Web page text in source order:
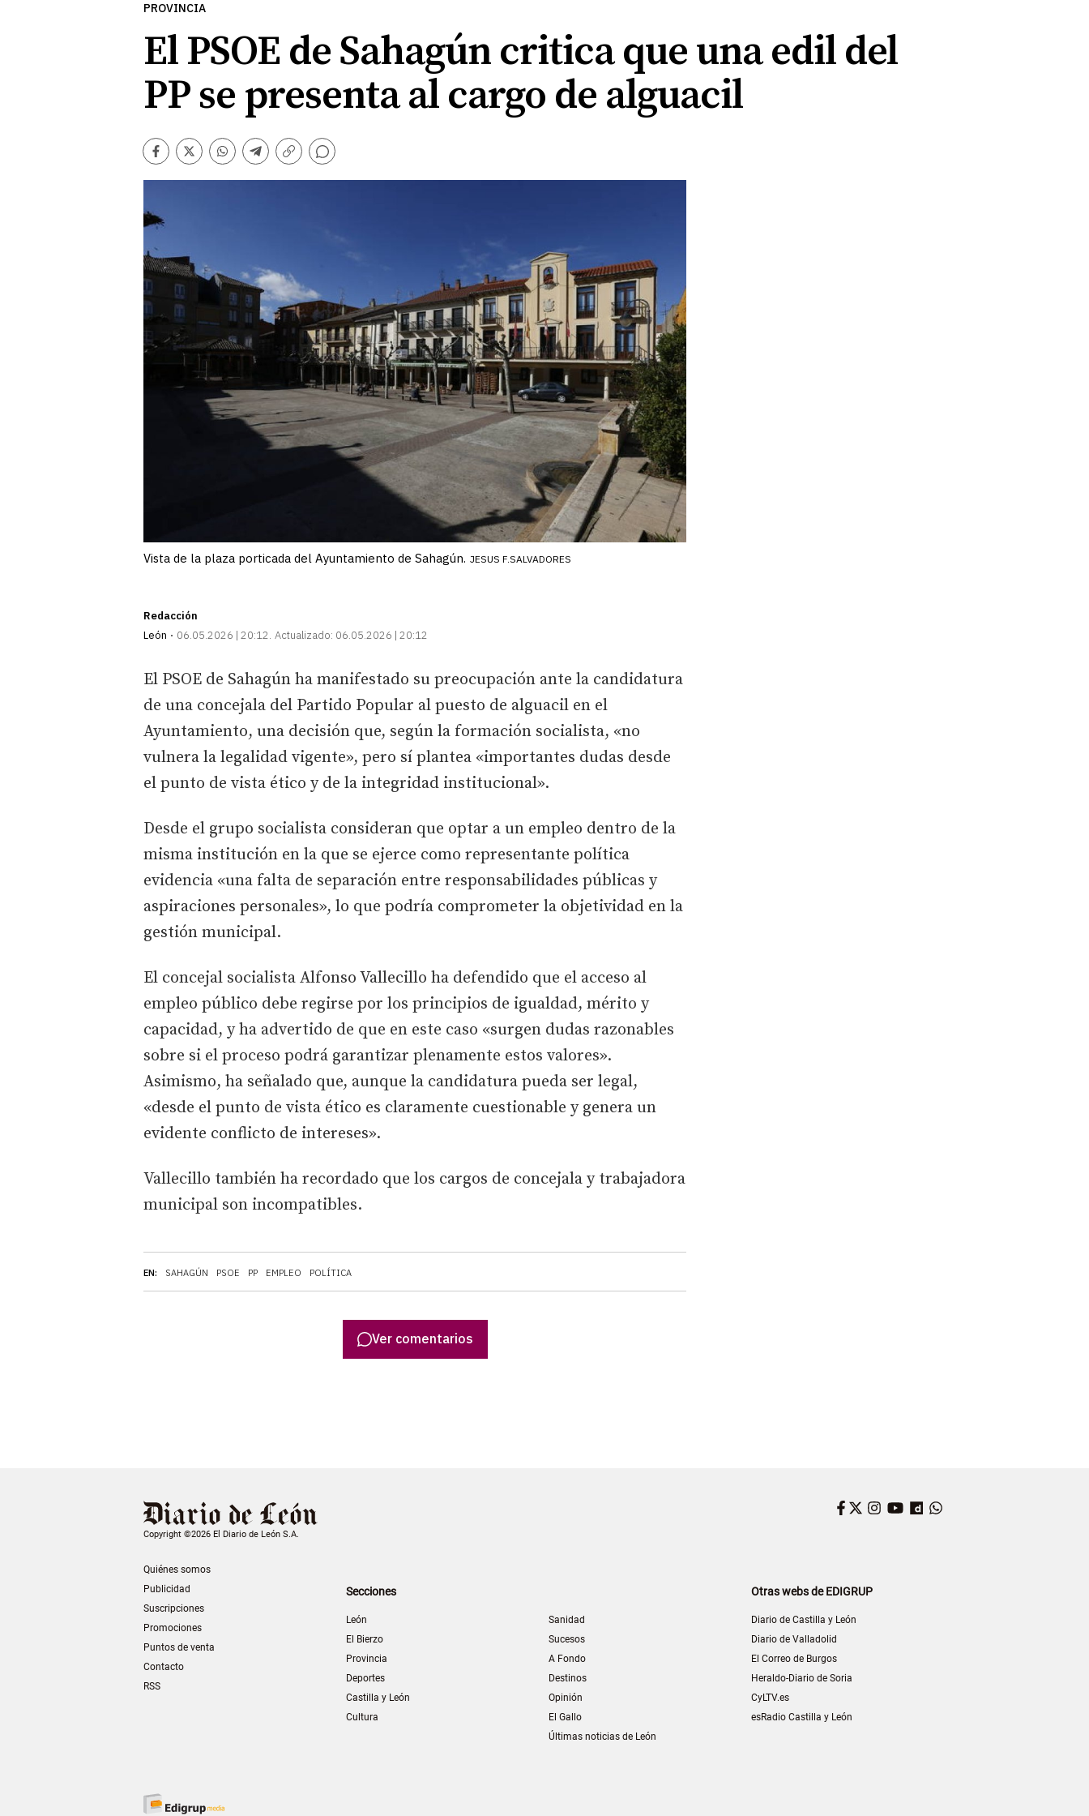
PROVINCIA
El PSOE de Sahagún critica que una edil del
PP se presenta al cargo de alguacil
Facebook
TwitterWhatsapp
Telegram
Copiar
enlace
Comentarios
Vista de la plaza porticada del Ayuntamiento de Sahagún. JESUS F.SALVADORES
Redacción
León
06.05.2026 | 20:12 Actualizado: 06.05.2026 | 20:12
EN: SAHAGÚN PSOE PP EMPLEO POLÍTICA
El PSOE de Sahagún ha manifestado su preocupación ante la candidatura
de una concejala del Partido Popular al puesto de alguacil en el
Ayuntamiento, una decisión que, según la formación socialista, «no
vulnera la legalidad vigente», pero sí plantea «importantes dudas desde
el punto de vista ético y de la integridad institucional».
Desde el grupo socialista consideran que optar a un empleo dentro de la
misma institución en la que se ejerce como representante política
evidencia «una falta de separación entre responsabilidades públicas y
aspiraciones personales», lo que podría comprometer la objetividad en la
gestión municipal.
El concejal socialista Alfonso Vallecillo ha defendido que el acceso al
empleo público debe regirse por los principios de igualdad, mérito y
capacidad, y ha advertido de que en este caso «surgen dudas razonables
sobre si el proceso podrá garantizar plenamente estos valores».
Asimismo, ha señalado que, aunque la candidatura pueda ser legal,
«desde el punto de vista ético es claramente cuestionable y genera un
evidente conflicto de intereses».
Vallecillo también ha recordado que los cargos de concejala y trabajadora
municipal son incompatibles.
Ver comentarios
Copyright ©2026 El Diario de León S.A.
Quiénes somos
Publicidad
Suscripciones
Promociones
Puntos de venta
Contacto
RSS
Facebook
Twitter
Instagram
YouTube
Dailymotion
Secciones
León
El Bierzo
Provincia
Deportes
Castilla y León
Cultura
Sanidad
Sucesos
A Fondo
Destinos
Opinión
El Gallo
Últimas noticias de León
Otras webs de EDIGRUP
Diario de Castilla y León
Diario de Valladolid
El Correo de Burgos
Heraldo-Diario de Soria
CyLTV.es
esRadio Castilla y León